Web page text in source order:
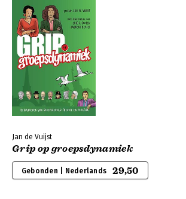
Jan de Vuijst
Grip op groepsdynamiek
Gebonden | Nederlands 29,50